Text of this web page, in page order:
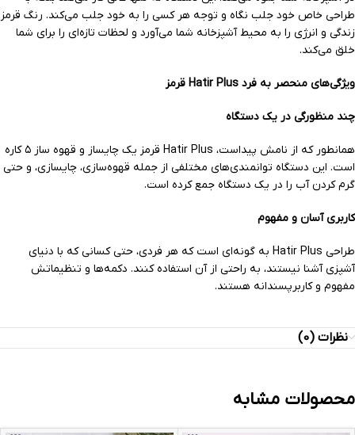
طراحی خاص خود جلب نگاه و توجه هر کسی را به خود جلب می‌کند. رنگ قرمز
زندگی و انرژی را به محیط آشپزخانه شما می‌آورد و لحظات تازه‌ای را برای شما
خلق می‌کند.
ویژگی‌های منحصر به فرد Hatir Plus قرمز
چند منظورگی در یک دستگاه
همانطور که از نامش پیداست، Hatir Plus قرمز یک چایساز و قهوه ساز ۵ کاره
است. این دستگاه توانمندی‌های مختلفی از جمله قهوه‌سازی، چایسازی، و حتی
گرم کردن آب را در یک دستگاه جمع کرده است.
کاربری آسان و مفهوم
طراحی Hatir Plus به گونه‌ای است که هر فردی، حتی کسانی که با دنیای
آشپزی آشنا نیستند، به راحتی از آن استفاده کنند. دکمه‌ها و تنظیماتش
مفهوم و کاربرپسندانه هستند.
نظرات (0)
محصولات مشابه